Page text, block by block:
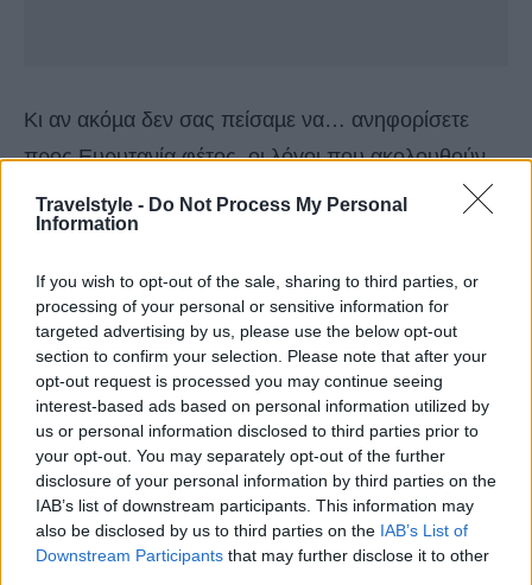
Travelstyle - Do Not Process My Personal
Information
If you wish to opt-out of the sale, sharing to third parties, or
processing of your personal or sensitive information for
targeted advertising by us, please use the below opt-out
section to confirm your selection. Please note that after your
opt-out request is processed you may continue seeing
interest-based ads based on personal information utilized by
us or personal information disclosed to third parties prior to
your opt-out. You may separately opt-out of the further
disclosure of your personal information by third parties on the
IAB’s list of downstream participants. This information may
also be disclosed by us to third parties on the IAB’s List of
Downstream Participants that may further disclose it to other
Κι αν ακόµα δεν σας πείσαµε να… ανηφορίσετε
προς Ευρυτανία φέτος, οι λόγοι που ακολουθούν
σίγουρα θα τα καταφέρουν!
Επισκεφτείτε τον Προυσό